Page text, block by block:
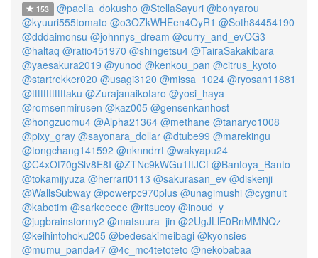
153 @paella_dokusho @StellaSayuri @bonyarou
@kyuuri555tomato @o3OZkWHEen4OyR1 @Soth84454190
@dddaimonsu @johnnys_dream @curry_and_evOG3
@haltaq @ratio451970 @shingetsu4 @TairaSakakibara
@yaesakura2019 @yunod @kenkou_pan @citrus_kyoto
@startrekker020 @usagi3120 @missa_1024 @ryosan11881
@ttttttttttttaku @Zurajanaikotaro @yosi_haya
@romsenmirusen @kaz005 @gensenkanhost
@hongzuomu4 @Alpha21364 @methane @tanaryo1008
@pixy_gray @sayonara_dollar @dtube99 @marekingu
@tongchang141592 @nknndrrt @wakyapu24
@C4xOt70gSlv8E8I @ZTNc9kWGu1ttJCf @Bantoya_Banto
@tokamijyuza @herrari0113 @sakurasan_ev @diskenji
@WallsSubway @powerpc970plus @unagimushi @cygnuit
@kabotim @sarkeeeee @ritsucoy @inoud_y
@jugbrainstormy2 @matsuura_jin @2UgJLlE0RnMMNQz
@keihintohoku205 @bedesakimeibagi @kyonsies
@mumu_panda47 @4c_mc4tetoteto @nekobabaa